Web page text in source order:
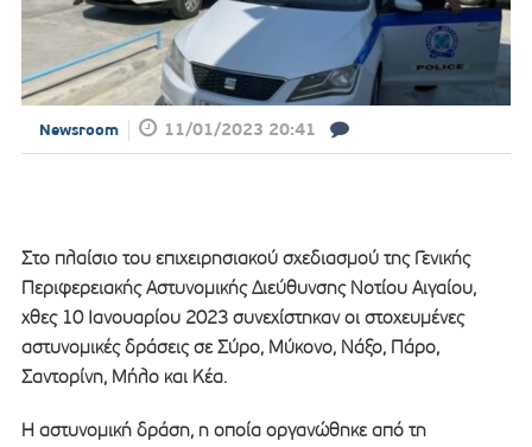
Newsroom 11/01/2023 20:41
Στο πλαίσιο του επιχειρησιακού σχεδιασμού της Γενικής
Περιφερειακής Αστυνομικής Διεύθυνσης Νοτίου Αιγαίου,
χθες 10 Ιανουαρίου 2023 συνεχίστηκαν οι στοχευμένες
αστυνομικές δράσεις σε Σύρο, Μύκονο, Νάξο, Πάρο,
Σαντορίνη, Μήλο και Κέα.
Η αστυνομική δράση, η οποία οργανώθηκε από τη